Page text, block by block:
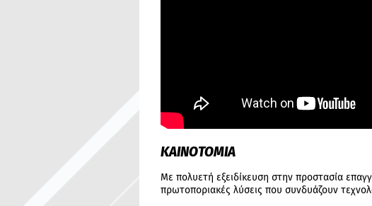
ΚΑΙΝΟΤΟΜΙΑ
Με πολυετή εξειδίκευση στην προστασία
πρωτοποριακές λύσεις που συνδυάζουν